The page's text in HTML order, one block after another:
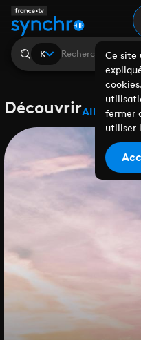
K
DécouvrirAlbums
Ce site
fermer
utiliser